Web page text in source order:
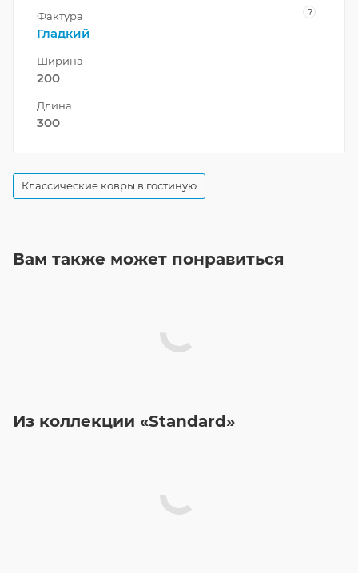
Фактура ?
Гладкий
Ширина
200
Длина
300
Классические ковры в гостиную
Вам также может понравиться
Из коллекции «Standard»